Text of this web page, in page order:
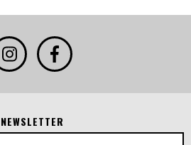
NEWSLETTER